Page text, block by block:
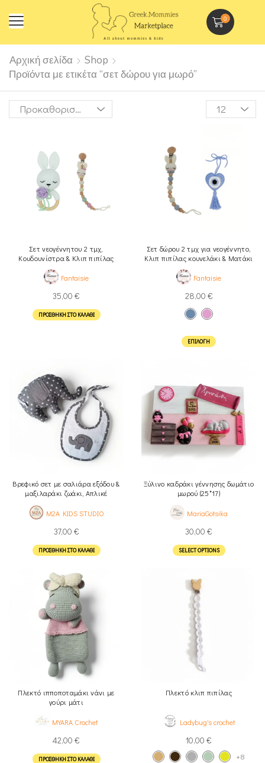
0
Αρχική σελίδα
Shop
Προϊόντα με ετικέτα “σετ δώρου για μωρό”
Σετ νεογέννητου 2 τμχ,
Κουδουνίστρα & Κλιπ πιπίλας
Fantaisie
35,00 €
ΠΡΟΣΘΉΚΗ ΣΤΟ ΚΑΛΆΘΙ
Σετ δώρου 2 τμχ για νεογέννητο,
Κλιπ πιπίλας κουνελάκι & Ματάκι
Fantaisie
28,00 €
ΕΠΙΛΟΓΉ
Βρεφικό σετ με σαλιάρα εξόδου &
μαξιλαράκι ζωάκι, Απλικέ
M2A KIDS STUDIO
37,00 €
ΠΡΟΣΘΉΚΗ ΣΤΟ ΚΑΛΆΘΙ
Ξύλινο καδράκι γέννησης δωμάτιο
μωρού (25*17)
MariaGotsika
30,00 €
SELECT OPTIONS
Πλεκτό ιπποποταμάκι νάνι με
γούρι μάτι
MYARA Crochet
42,00 €
ΠΡΟΣΘΉΚΗ ΣΤΟ ΚΑΛΆΘΙ
Πλεκτό κλιπ πιπίλας
Ladybug's crochet
10,00 €
+8